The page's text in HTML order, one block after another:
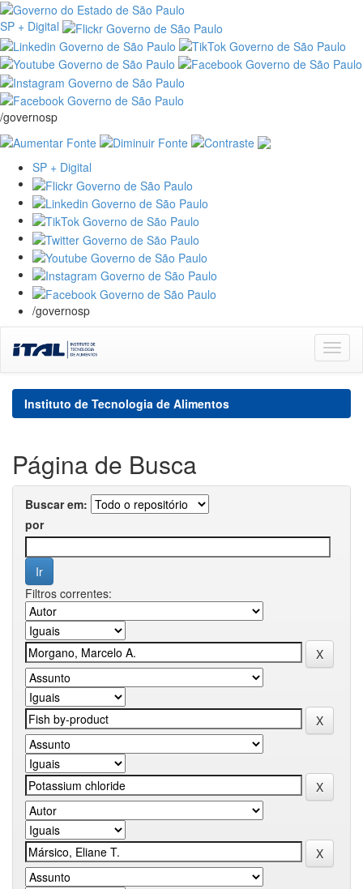
SP + Digital
/governosp
SP + Digital
/governosp
navigation
Instituto de Tecnologia de Alimentos
Página de Busca
Buscar em:
por
Filtros correntes: